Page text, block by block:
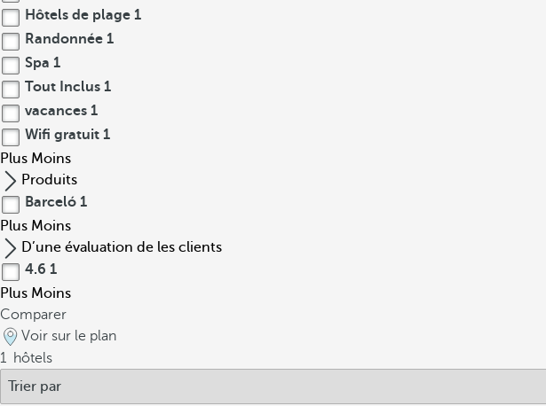
Hôtels de plage 1
Randonnée 1
Spa 1
Tout Inclus 1
vacances 1
Wifi gratuit 1
Plus Moins
Produits
Barceló 1
Plus Moins
D’une évaluation de les clients
4.6 1
Plus Moins
Comparer
Voir sur le plan
1 hôtels